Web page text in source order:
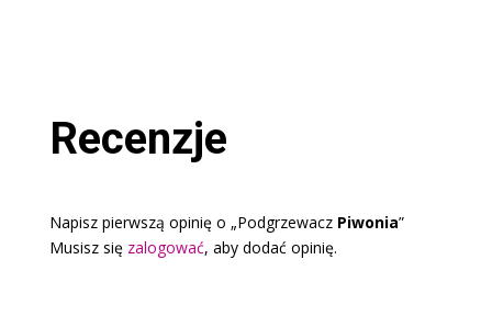
Recenzje
Napisz pierwszą opinię o „Podgrzewacz Piwonia”
Musisz się zalogować, aby dodać opinię.